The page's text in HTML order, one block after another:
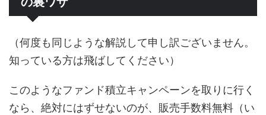
（何度も同じような解説して申し訳ございません。
知っている方は飛ばしてください）
このようなファンド積立キャンペーンを取りに行く
なら、絶対にはずせないのが、販売手数料無料（い